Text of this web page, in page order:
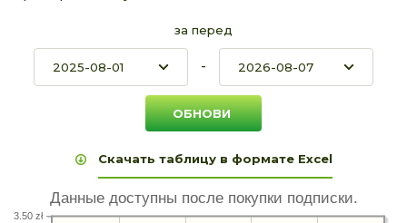
за перед
-
Скачать таблицу в формате Excel
Данные доступны после покупки подписки.
3.50 zł